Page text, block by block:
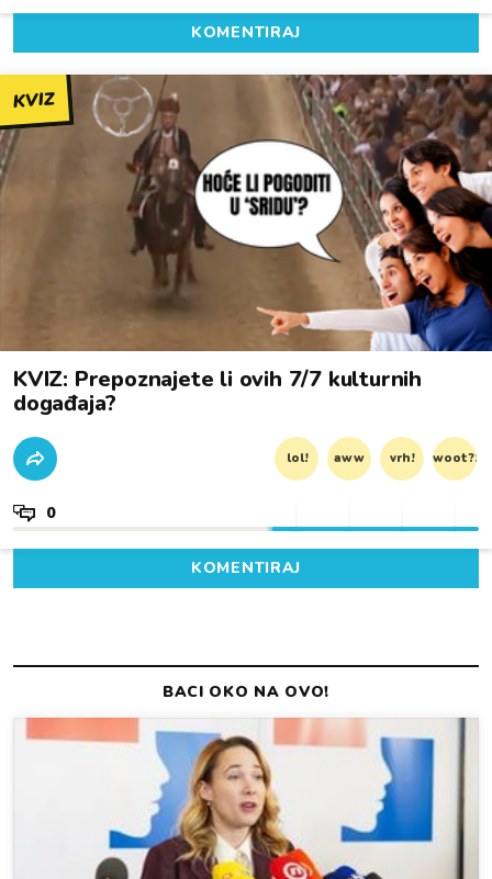
KOMENTIRAJ
KVIZ
KVIZ: Prepoznajete li ovih 7/7 kulturnih
događaja?
lol! aww vrh! woot?!
0
KOMENTIRAJ